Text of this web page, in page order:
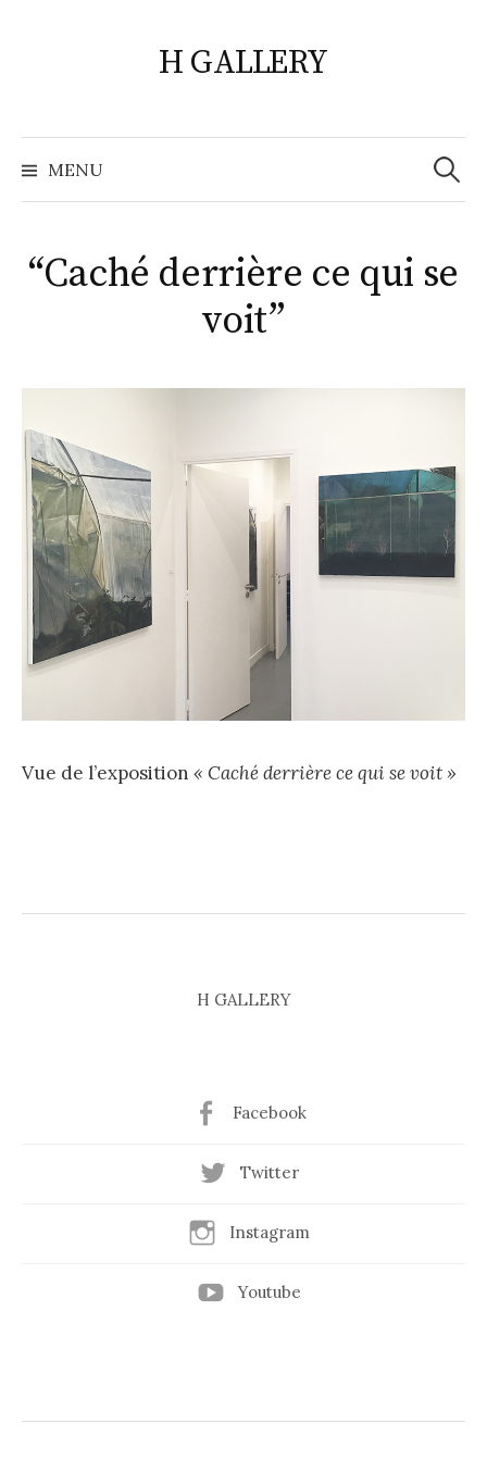
H GALLERY
MENU
Search
for:
“Caché derrière ce qui se
voit”
Vue de l’exposition « Caché derrière ce qui se voit »
H GALLERY
Facebook
Twitter
Instagram
Youtube